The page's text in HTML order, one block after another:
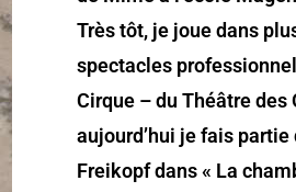
Très tôt, je joue dans
spectacles
Cirque – du Théâtre des
aujourd’hui je fais partie
Freikopf dans « La